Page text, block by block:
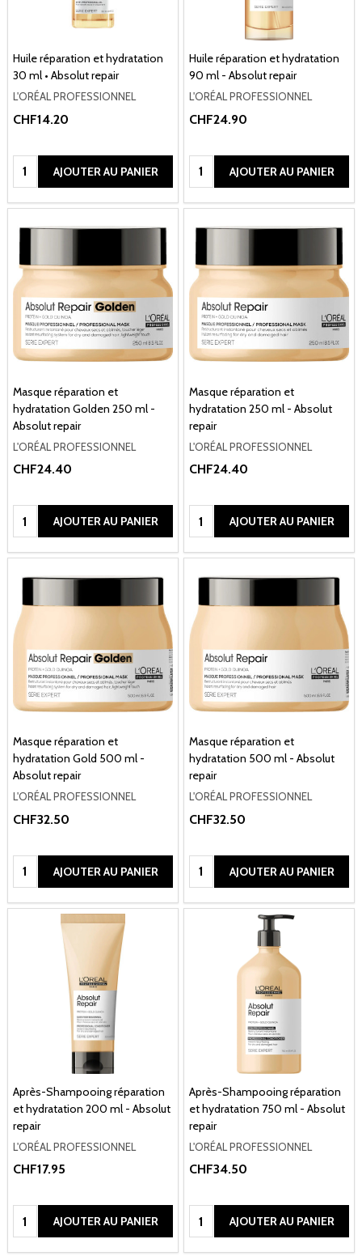
Huile réparation et hydratation
30 ml • Absolut repair
L'ORÉAL PROFESSIONNEL
CHF14.20
Quantité:AJOUTER AU PANIER
Huile réparation et hydratation
90 ml - Absolut repair
L'ORÉAL PROFESSIONNEL
CHF24.90
Quantité:AJOUTER AU PANIER
Masque réparation et
hydratation Golden 250 ml -
Absolut repair
L'ORÉAL PROFESSIONNEL
CHF24.40
Quantité:AJOUTER AU PANIER
Masque réparation et
hydratation 250 ml - Absolut
repair
L'ORÉAL PROFESSIONNEL
CHF24.40
Quantité:AJOUTER AU PANIER
Masque réparation et
hydratation Gold 500 ml -
Absolut repair
L'ORÉAL PROFESSIONNEL
CHF32.50
Quantité:AJOUTER AU PANIER
Masque réparation et
hydratation 500 ml - Absolut
repair
L'ORÉAL PROFESSIONNEL
CHF32.50
Quantité:AJOUTER AU PANIER
Après-Shampooing réparation
et hydratation 200 ml - Absolut
repair
L'ORÉAL PROFESSIONNEL
CHF17.95
Quantité:AJOUTER AU PANIER
Après-Shampooing réparation
et hydratation 750 ml - Absolut
repair
L'ORÉAL PROFESSIONNEL
CHF34.50
Quantité:AJOUTER AU PANIER